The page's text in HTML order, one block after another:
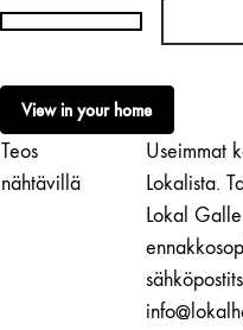
Nathalie
|
BOL
2
määrä
View in your home
Teos
nähtävillä
Useimmat
Lokalista.
Lokal